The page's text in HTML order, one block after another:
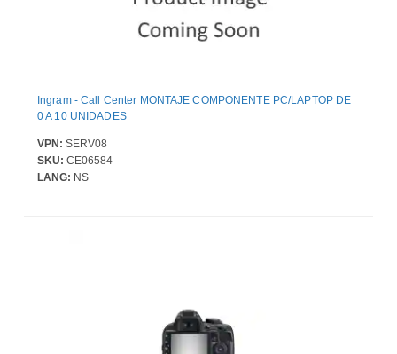
Ingram - Call Center MONTAJE COMPONENTE PC/LAPTOP DE
0 A 10 UNIDADES
VPN: SERV08
SKU: CE06584
LANG: NS